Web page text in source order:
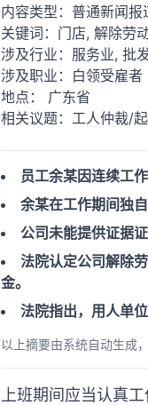
内容类型： 普通新闻报
关键词： 门店, 解除劳
涉及行业： 服务业, 批
涉及职业： 白领受雇者
地点： 广东省
相关议题： 工人仲裁/
员工余某因连续工
余某在工作期间独
公司未能提供证据
法院认定公司解除
金。
法院指出，用人单
以上摘要由系统自动生成
上班期间应当认真